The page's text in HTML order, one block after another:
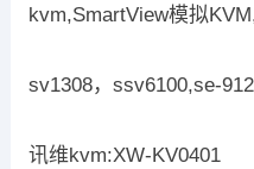
kvm,SmartView模拟
sv1308，ssv6100,se-
讯维kvm:XW-KV0401